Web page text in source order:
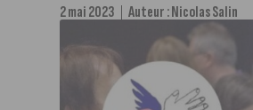
2 mai 2023 Auteur :Nicolas Salin